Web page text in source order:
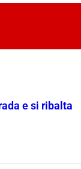
e si ribalta